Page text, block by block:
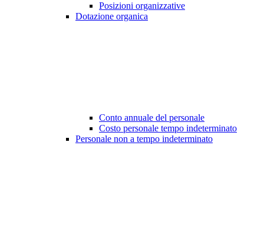
Posizioni organizzative
Dotazione organica
Conto annuale del personale
Costo personale tempo indeterminato
Personale non a tempo indeterminato